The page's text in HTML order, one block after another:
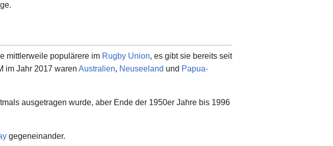
mittlerweile populärere im Rugby Union, es gibt sie bereits seit
im Jahr 2017 waren Australien, Neuseeland und Papua-
ausgetragen wurde, aber Ende der 1950er Jahre bis 1996
gegeneinander.